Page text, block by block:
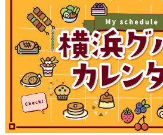
観光ガイド
ランキング
ブログ記事